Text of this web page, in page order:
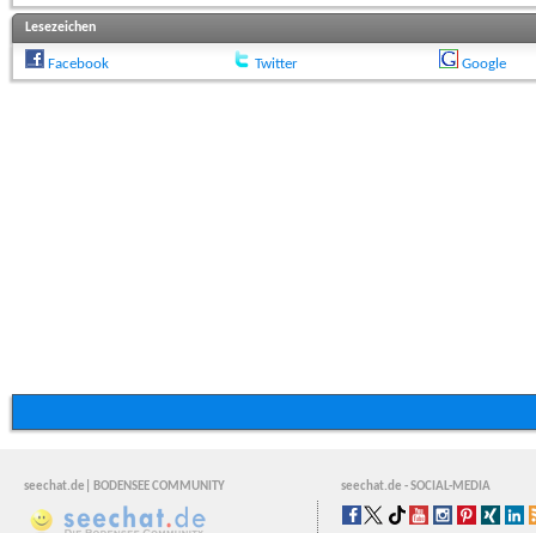
Lesezeichen
Facebook Twitter Google
seechat.de| BODENSEE COMMUNITY seechat.de - SOCIAL-MEDIA